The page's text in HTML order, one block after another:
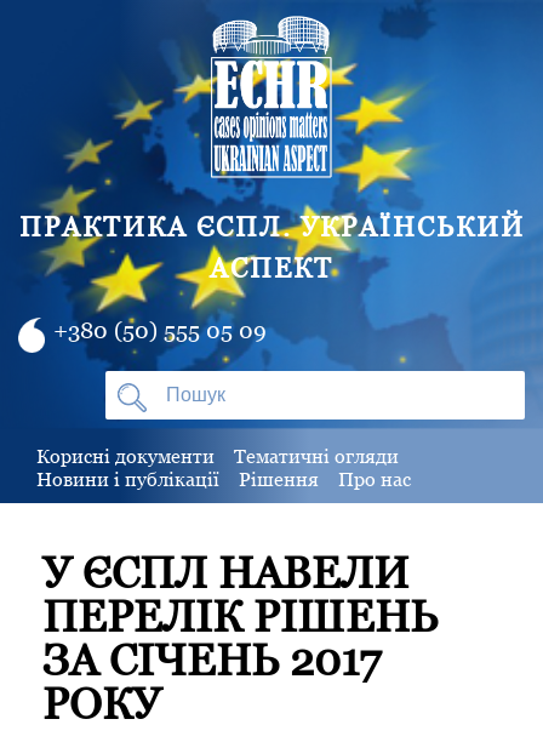
ПРАКТИКА ЄСПЛ. УКРАЇНСЬКИЙ
АСПЕКТ
+380 (50) 555 05 09
Корисні документи
Тематичні огляди
Новини і публікації
Рішення Про нас
У ЄСПЛ НАВЕЛИ
ПЕРЕЛІК РІШЕНЬ
ЗА СІЧЕНЬ 2017
РОКУ